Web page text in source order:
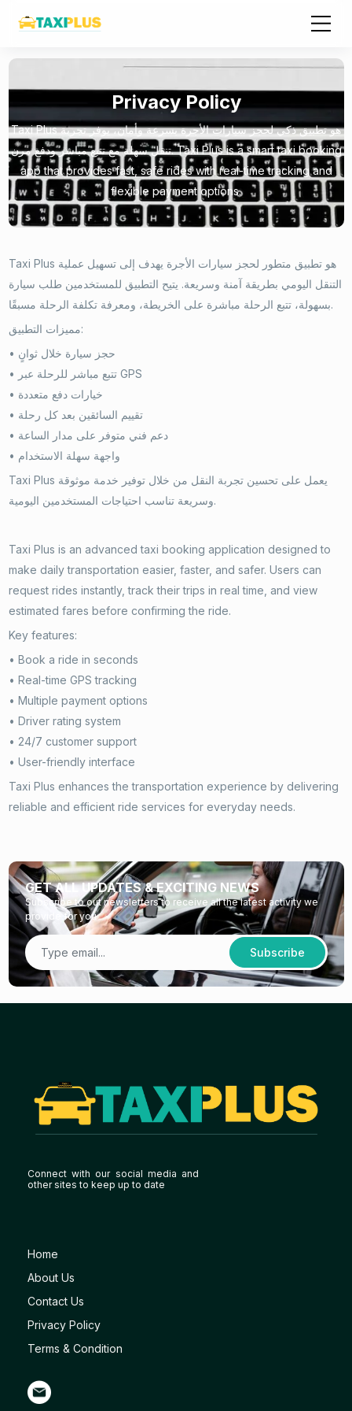
Privacy Policy
Taxi Plus هو تطبيق ذكي لحجز سيارات الأجرة بسرعة وأمان، يوفر تجربة
تنقل سهلة مع تتبع مباشر ودفع مرن. Taxi Plus is a smart taxi booking
app that provides fast, safe rides with real-time tracking and
flexible payment options.
Taxi Plus هو تطبيق متطور لحجز سيارات الأجرة يهدف إلى تسهيل عملية
التنقل اليومي بطريقة آمنة وسريعة. يتيح التطبيق للمستخدمين طلب سيارة
بسهولة، تتبع الرحلة مباشرة على الخريطة، ومعرفة تكلفة الرحلة مسبقًا.
مميزات التطبيق:
• حجز سيارة خلال ثوانٍ
• تتبع مباشر للرحلة عبر GPS
• خيارات دفع متعددة
• تقييم السائقين بعد كل رحلة
• دعم فني متوفر على مدار الساعة
• واجهة سهلة الاستخدام
Taxi Plus يعمل على تحسين تجربة النقل من خلال توفير خدمة موثوقة
وسريعة تناسب احتياجات المستخدمين اليومية.
Taxi Plus is an advanced taxi booking application designed to
make daily transportation easier, faster, and safer. Users can
request rides instantly, track their trips in real time, and view
estimated fares before confirming the ride.
Key features:
• Book a ride in seconds
• Real-time GPS tracking
• Multiple payment options
• Driver rating system
• 24/7 customer support
• User-friendly interface
Taxi Plus enhances the transportation experience by delivering
reliable and efficient ride services for everyday needs.
GET ALL UPDATES & EXCITING NEWS
Subscribe to out newsletters to receive all the latest activity we
provide for you
Subscribe
Connect with our social media and
other sites to keep up to date
Home
About Us
Contact Us
Privacy Policy
Terms & Condition